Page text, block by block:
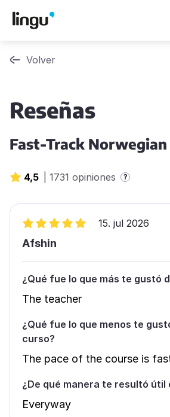
Volver
Reseñas
Fast-Track Norwegian
4,5 1731 opiniones ?
15. jul 2026
Afshin
¿Qué fue lo que más te gustó
The teacher
¿Qué fue lo que menos te
curso?
The pace of the course is
¿De qué manera te resultó útil
Everyway